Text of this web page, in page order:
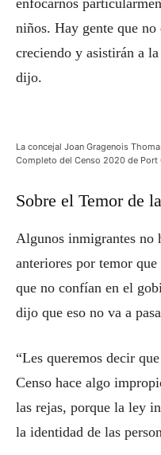
enfocarnos
niños. Hay gente que no
creciendo y asistirán a
dijo.
La concejal Joan Gragenois
Completo del Censo 2020 de Port
Sobre el Temor de
Algunos inmigrantes no
anteriores por temor
que no confían en el
dijo que eso no va a
“Les queremos decir
Censo hace algo
las rejas, porque la ley
la identidad de las